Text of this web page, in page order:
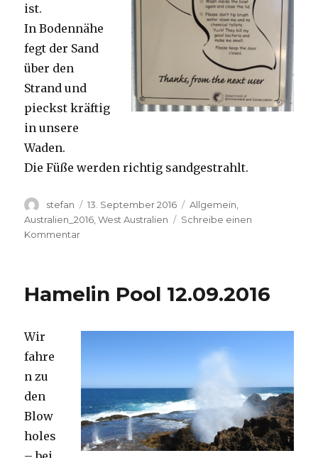
ist.
In Bodennähe
fegt der Sand
über den
Strand und
pieckst kräftig
in unsere
Waden.
Die Füße werden richtig sandgestrahlt.
Autor
stefan
Veröffentlicht
am
13. September 2016 Kategorien
Allgemein
Australien_2016 ,West Australien
Schreibe einen
Kommentarzu
Hamelin Pool 12.09.2016
Wir
fahre
n zu
den
Blow
holes